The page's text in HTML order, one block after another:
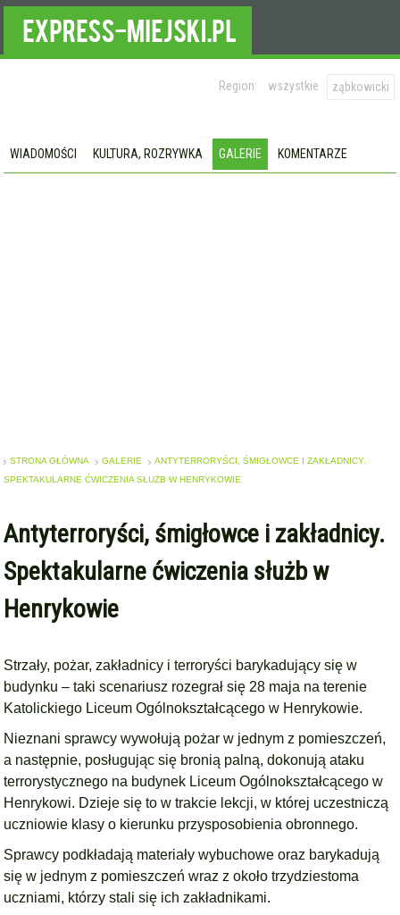
Region: wszystkie ząbkowicki
WIADOMOŚCI KULTURA, ROZRYWKA GALERIE KOMENTARZE
STRONA GŁÓWNA GALERIE
ANTYTERRORYŚCI, ŚMIGŁOWCE I ZAKŁADNICY.
SPEKTAKULARNE ĆWICZENIA SŁUŻB W HENRYKOWIE
Antyterroryści, śmigłowce i zakładnicy.
Spektakularne ćwiczenia służb w
Henrykowie
Strzały, pożar, zakładnicy i terroryści barykadujący się w
budynku – taki scenariusz rozegrał się 28 maja na terenie
Katolickiego Liceum Ogólnokształcącego w Henrykowie.
Nieznani sprawcy wywołują pożar w jednym z pomieszczeń,
a następnie, posługując się bronią palną, dokonują ataku
terrorystycznego na budynek Liceum Ogólnokształcącego w
Henrykowi. Dzieje się to w trakcie lekcji, w której uczestniczą
uczniowie klasy o kierunku przysposobienia obronnego.
Sprawcy podkładają materiały wybuchowe oraz barykadują
się w jednym z pomieszczeń wraz z około trzydziestoma
uczniami, którzy stali się ich zakładnikami.